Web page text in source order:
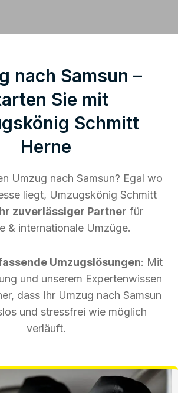
nach Samsun –
Sie mit
Schmitt
Herne
Umzug nach Samsun? Egal wo
liegt, Umzugskönig Schmitt
zuverlässiger Partner für
& internationale Umzüge.
Umzugslösungen: Mit
und unserem Expertenwissen
dass Ihr Umzug nach Samsun
und stressfrei wie möglich
verläuft.